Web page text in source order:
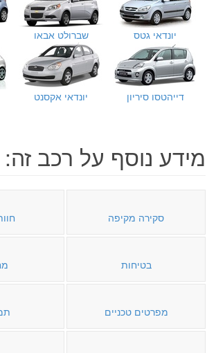
יונדאי גטס שברולט אבאו
דייהטסו סיריון יונדאי אקסנט
מידע נוסף על רכב זה:
סקירה מקיפה
בטיחות
מפרטים טכניים